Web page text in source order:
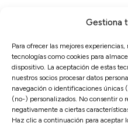
Gestiona
Para ofrecer las mejores
tecnologías como cookies para
dispositivo. La aceptación de estas
nuestros socios procesar datos
navegación o identificaciones únicas
(no-) personalizados. No consentir o
negativamente a ciertas
Haz clic a continuación para aceptar
4,6
Basado en3128opiniones
Ver más opiniones
Isabel N.